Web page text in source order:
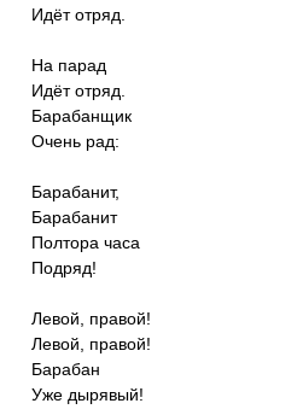
Идёт отряд.
На парад
Идёт отряд.
Барабанщик
Очень рад:
Барабанит,
Барабанит
Полтора часа
Подряд!
Левой, правой!
Левой, правой!
Барабан
Уже дырявый!